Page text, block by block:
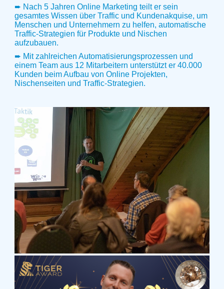
➨ Nach 5 Jahren Online Marketing teilt er sein
gesamtes Wissen über Traffic und Kundenakquise, um
Menschen und Unternehmern zu helfen, automatische
Traffic-Strategien für Produkte und Nischen
aufzubauen.
➨ Mit zahlreichen Automatisierungsprozessen und
einem Team aus 12 Mitarbeitern unterstützt er 40.000
Kunden beim Aufbau von Online Projekten,
Nischenseiten und Traffic-Strategien.